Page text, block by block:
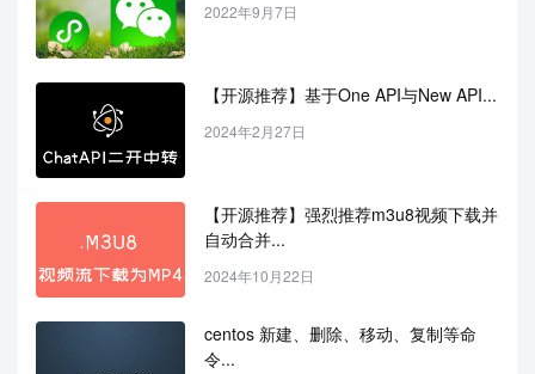
2022年9月7日
【开源推荐】基于One API与New API...
2024年2月27日
【开源推荐】强烈推荐m3u8视频下载并
自动合并...
2024年10月22日
centos 新建、删除、移动、复制等命
令...